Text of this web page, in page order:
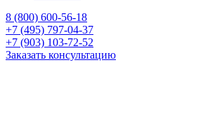
8 (800) 600-56-18
+7 (495) 797-04-37
+7 (903) 103-72-52
Заказать консультацию